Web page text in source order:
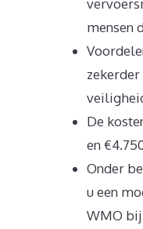
mensen
zekerder
De
en
Onder
u een
WMO bij